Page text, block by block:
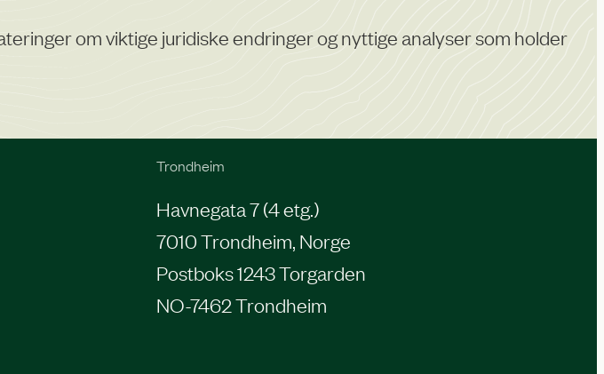
om viktige juridiske endringer og nyttige analyser som holder
Trondheim
Havnegata 7 (4 etg.)
7010 Trondheim, Norge
Postboks 1243 Torgarden
NO-7462 Trondheim